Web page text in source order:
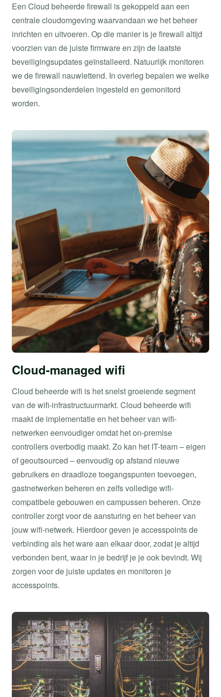
Een Cloud beheerde firewall is gekoppeld aan een
centrale cloudomgeving waarvandaan we het beheer
inrichten en uitvoeren. Op die manier is je firewall altijd
voorzien van de juiste firmware en zijn de laatste
beveiligingsupdates geïnstalleerd. Natuurlijk monitoren
we de firewall nauwlettend. In overleg bepalen we welke
beveiligingsonderdelen ingesteld en gemonitord
worden.
Cloud-managed wifi
Cloud beheerde wifi is het snelst groeiende segment
van de wifi-infrastructuurmarkt. Cloud beheerde wifi
maakt de implementatie en het beheer van wifi-
netwerken eenvoudiger omdat het on-premise
controllers overbodig maakt. Zo kan het IT-team – eigen
of geoutsourced – eenvoudig op afstand nieuwe
gebruikers en draadloze toegangspunten toevoegen,
gastnetwerken beheren en zelfs volledige wifi-
compatibele gebouwen en campussen beheren. Onze
controller zorgt voor de aansturing en het beheer van
jouw wifi-netwerk. Hierdoor geven je accesspoints de
verbinding als het ware aan elkaar door, zodat je altijd
verbonden bent, waar in je bedrijf je je ook bevindt. Wij
zorgen voor de juiste updates en monitoren je
accesspoints.